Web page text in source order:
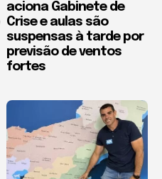
aciona Gabinete de
Crise e aulas são
suspensas à tarde por
previsão de ventos
fortes